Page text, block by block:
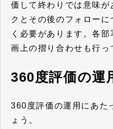
価して終わりでは意味が
クとその後のフォロー
く必要があります。各
画上の摺り合わせも行っ
360度評価の運
360度評価の運用にあた
ょう。